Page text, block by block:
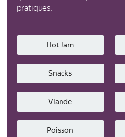
pratiques.
Hot Jam
Snacks
Viande
Poisson